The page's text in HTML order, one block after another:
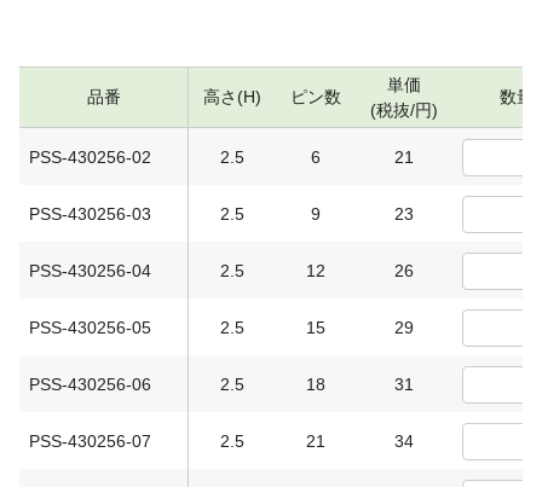
品番 高さ(H) ピン数
単価
(税抜/円)
数量
PSS-430256-02 2.5 6 21
PSS-430256-03 2.5 9 23
PSS-430256-04 2.5 12 26
PSS-430256-05 2.5 15 29
PSS-430256-06 2.5 18 31
PSS-430256-07 2.5 21 34